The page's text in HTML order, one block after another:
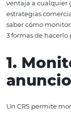
hacen y, nos
comercializa el
mucho más allá.
aéreas, también
ventaja a
saber cómo